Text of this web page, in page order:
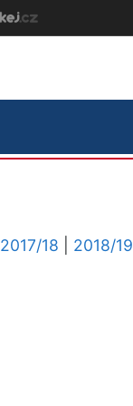
2017/18 2018/19